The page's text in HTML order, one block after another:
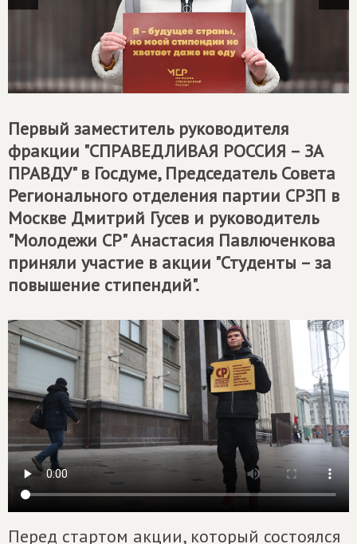
Первый заместитель руководителя
фракции "СПРАВЕДЛИВАЯ РОССИЯ – ЗА
ПРАВДУ" в Госдуме, Председатель Совета
Регионального отделения партии СРЗП в
Москве Дмитрий Гусев и руководитель
"Молодежи СР" Анастасия Павлюченкова
приняли участие в акции "Студенты – за
повышение стипендий".
Перед стартом акции, который состоялся